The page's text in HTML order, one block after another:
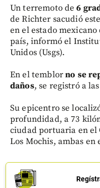
Un terremoto de6
de Richter sacudió
en el estado mexicano
país, informó el
Unidos (Usgs).
En el temblorno se
daños, se registró a las
Su epicentro se
profundidad, a 73
ciudad portuaria en el
Los Mochis, ambas en